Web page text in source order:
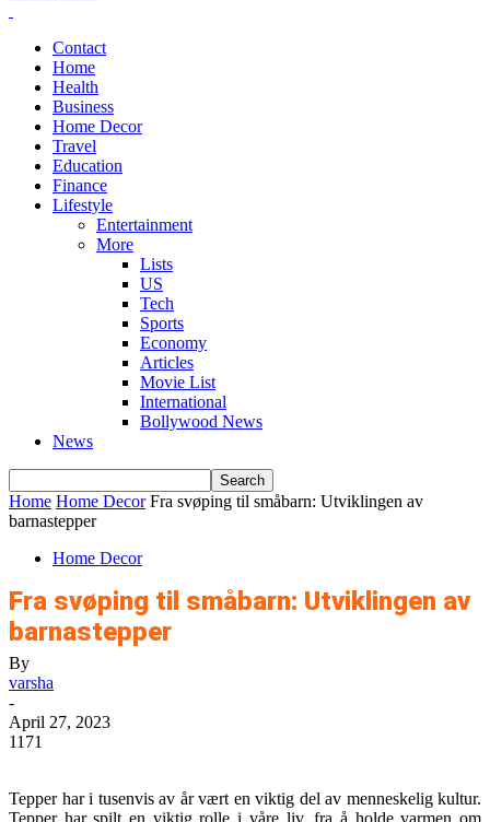
Contact
Home
Health
Business
Home Decor
Travel
Education
Finance
Lifestyle
Entertainment
More
Lists
US
Tech
Sports
Economy
Articles
Movie List
International
Bollywood News
News
Home Home Decor Fra svøping til småbarn: Utviklingen av
barnastepper
Home Decor
Fra svøping til småbarn: Utviklingen av
barnastepper
By
varsha
-
April 27, 2023
1171
Tepper har i tusenvis av år vært en viktig del av menneskelig kultur.
Tepper har spilt en viktig rolle i våre liv, fra å holde varmen om